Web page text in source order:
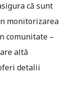
că sunt
monitorizarea
comunitate –
altă
detalii